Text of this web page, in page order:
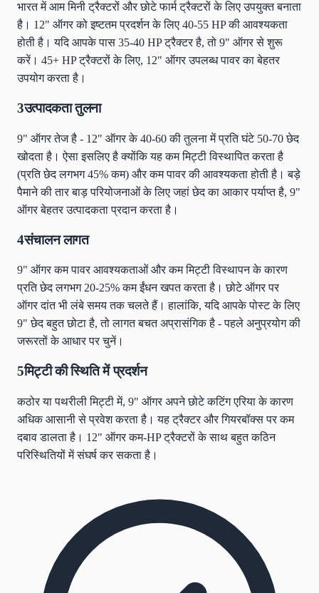
भारत में आम मिनी ट्रैक्टरों और छोटे फार्म ट्रैक्टरों के लिए उपयुक्त बनाता
है। 12" ऑगर को इष्टतम प्रदर्शन के लिए 40-55 HP की आवश्यकता
होती है। यदि आपके पास 35-40 HP ट्रैक्टर है, तो 9" ऑगर से शुरू
करें। 45+ HP ट्रैक्टरों के लिए, 12" ऑगर उपलब्ध पावर का बेहतर
उपयोग करता है।
3उत्पादकता तुलना
9" ऑगर तेज है - 12" ऑगर के 40-60 की तुलना में प्रति घंटे 50-70 छेद
खोदता है। ऐसा इसलिए है क्योंकि यह कम मिट्टी विस्थापित करता है
(प्रति छेद लगभग 45% कम) और कम पावर की आवश्यकता होती है। बड़े
पैमाने की तार बाड़ परियोजनाओं के लिए जहां छेद का आकार पर्याप्त है, 9"
ऑगर बेहतर उत्पादकता प्रदान करता है।
4संचालन लागत
9" ऑगर कम पावर आवश्यकताओं और कम मिट्टी विस्थापन के कारण
प्रति छेद लगभग 20-25% कम ईंधन खपत करता है। छोटे ऑगर पर
ऑगर दांत भी लंबे समय तक चलते हैं। हालांकि, यदि आपके पोस्ट के लिए
9" छेद बहुत छोटा है, तो लागत बचत अप्रासंगिक है - पहले अनुप्रयोग की
जरूरतों के आधार पर चुनें।
5मिट्टी की स्थिति में प्रदर्शन
कठोर या पथरीली मिट्टी में, 9" ऑगर अपने छोटे कटिंग एरिया के कारण
अधिक आसानी से प्रवेश करता है। यह ट्रैक्टर और गियरबॉक्स पर कम
दबाव डालता है। 12" ऑगर कम-HP ट्रैक्टरों के साथ बहुत कठिन
परिस्थितियों में संघर्ष कर सकता है।